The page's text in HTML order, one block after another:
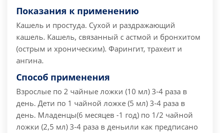
Показания к применению
Кашель и простуда. Сухой и раздражающий
кашель. Кашель, связанный с астмой и бронхитом
(острым и хроническим). Фарингит, трахеит и
ангина.
Способ применения
Взрослые по 2 чайные ложки (10 мл) 3-4 раза в
день. Дети по 1 чайной ложке (5 мл) 3-4 раза в
день. Младенцы(6 месяцев -1 год) по 1/2 чайной
ложки (2,5 мл) 3-4 раза в деньили как предписано